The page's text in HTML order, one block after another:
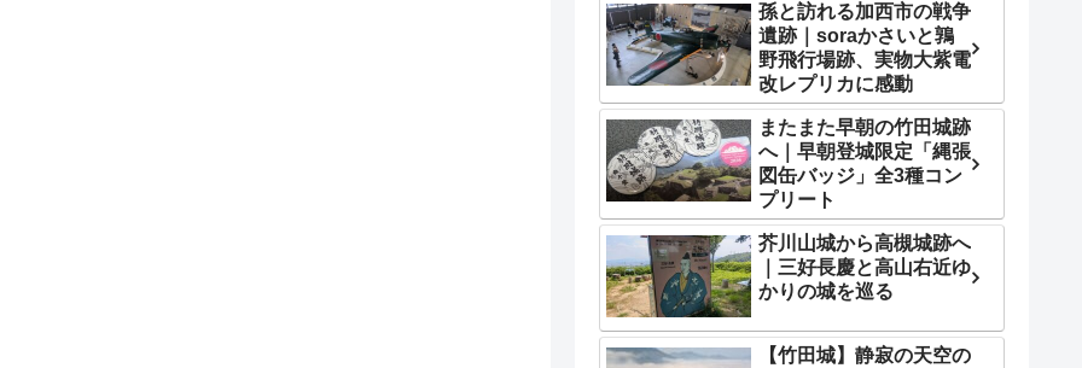
孫と訪れる加西市の戦争
遺跡｜soraかさいと鶉
野飛行場跡、実物大紫電
改レプリカに感動
またまた早朝の竹田城跡
へ｜早朝登城限定「縄張
図缶バッジ」全3種コン
プリート
芥川山城から高槻城跡へ
｜三好長慶と高山右近ゆ
かりの城を巡る
【竹田城】静寂の天空の